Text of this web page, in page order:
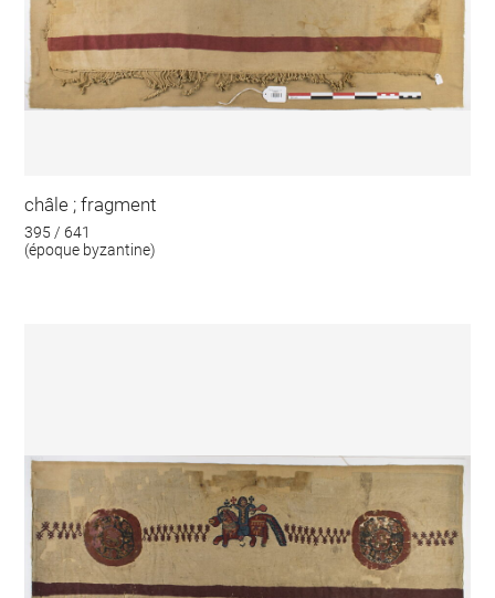
châle ; fragment
395 / 641
(époque byzantine)